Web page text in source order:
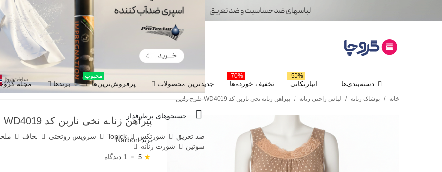
جستجوهای پرطرفدار :
ضد تعریق شورتکس Topick سرویس روتختی لحاف
سوتین
شورت زنانه
دسته‌بندی‌ها انبارتکانی
50%-
تخفیف خورده‌ها
70%-
جدیدترین محصولات پرفروش‌ترین‌ها
محبوب
برندها مجله
خانه / پوشاک زنانه / لباس راحتی زنانه / پیراهن زنانه نخی ناربن کد WD4019 طرح رادین
پیراهن زنانه نخی ناربن کد WD4019 طرح رادین
برند:Narbon
5 ★ 1 دیدگاه